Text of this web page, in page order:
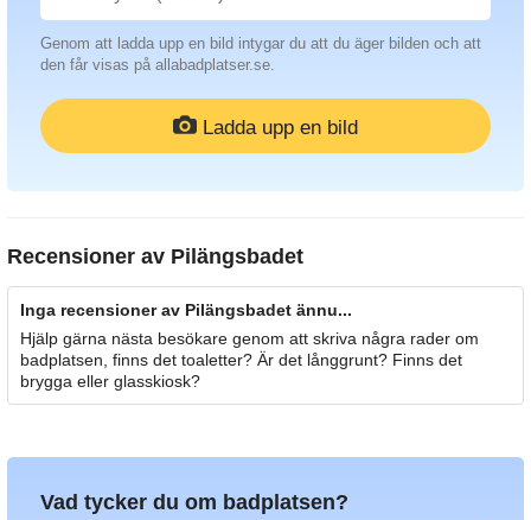
Genom att ladda upp en bild intygar du att du äger bilden och att
den får visas på allabadplatser.se.
Ladda upp en bild
Recensioner av Pilängsbadet
Inga recensioner av Pilängsbadet ännu...
Hjälp gärna nästa besökare genom att skriva några rader om
badplatsen, finns det toaletter? Är det långgrunt? Finns det
brygga eller glasskiosk?
Vad tycker du om badplatsen?